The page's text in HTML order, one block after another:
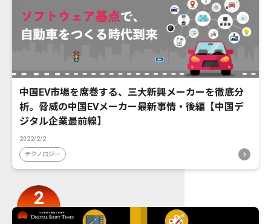
中国EV市場を席巻する、三大新興メーカーを徹底分
析。脅威の中国EVメーカー最新事情・後編【中国デ
ジタル企業最前線】
2022/2/2
テクノロジー